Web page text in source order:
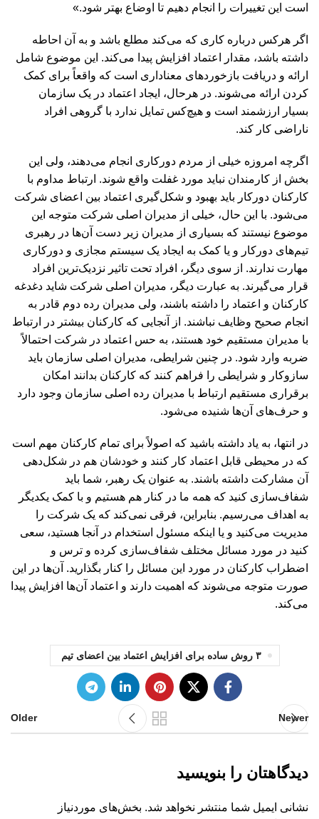
است این تغییرات را انجام دهیم تا اوضاع بهتر شود.»
اگر هرکس درباره کاری که می‌کند مطلع باشد و به آن احاطه
داشته باشد، مقدار اعتماد افزایش پیدا می‌کند. این موضوع شامل
ارائه و دریافت بازخوردهای معناداری است که واقعاً برای کمک
کردن ارائه می‌شوند. در هرحال، ایجاد اعتماد در یک سازمان
بسیار ارزشمند است و هیچ‌کس تمایل ندارد با گروهی افراد
ناراضی کار کند.
اگرچه امروزه خیلی از مردم دورکاری انجام می‌دهند، ولی این
بخش‌ از کارمندان نباید مورد غفلت واقع شوند. ارتباط مداوم با
کارکنان دورکار باید بهبود و شکل‌گیری اعتماد بین اعضای شرکت
می‌شود. با این حال، خیلی از مدیران اصلی شرکت متوجه این
موضوع نیستند که بسیاری از مدیران زیر دست آن‌ها در رهبری
تیم‌های دورکار و یا کمک به ایجاد یک سیستم مجازی و دورکاری
مهارت ندارند. از سوی دیگر، افراد تحت تاثیر نزدیک‌ترین افراد
قرار می‌گیرند. به عبارت دیگر، مدیران اصلی شرکت شاید دغدغه
کارکنان و اعتماد را داشته باشند،‌ ولی مدیران رده دوم قادر به
انجام صحیح وظایف نباشند. از آنجایی که کارکنان بیشتر در ارتباط
با مدیران مستقیم خود هستند، به حس اعتماد در شرکت احتمالاً
ضربه وارد شود. در چنین شرایطی،‌ مدیران اصلی سازمان باید
سازوکار و شرایطی را فراهم کنند که کارکنان بدانند امکان
برقراری مستقیم ارتباط با مدیران رده اصلی سازمان وجود دارد
و حرف‌های آن‌ها شنیده می‌شود.
در انتها، به یاد داشته باشید که اصولاً برای تمام کارکنان مهم است
که در محیطی قابل اعتماد کار کنند و خودشان هم در شکل‌دهی
آن مشارکت داشته باشند. به عنوان یک رهبر، شما باید
شفاف‌سازی کنید که همه ما در کنار هم هستیم و با کمک یکدیگر
به اهداف می‌رسیم. بنابراین، فرقی نمی‌کند که یک شرکت را
مدیریت می‌کنید و یا اینکه مسئول استخدام در آنجا هستید، سعی
کنید در مورد مسائل مختلف شفاف‌سازی کرده و ترس و
اضطراب کارکنان در مورد این مسائل را کنار بگذارید. آن‌ها در این
صورت متوجه می‌شوند که اهمیت دارند و اعتماد آن‌ها افزایش پیدا
می‌کند.
۳ روش ساده برای افزایش اعتماد بین اعضای تیم
Newer
Older
دیدگاهتان را بنویسید
نشانی ایمیل شما منتشر نخواهد شد. بخش‌های موردنیاز